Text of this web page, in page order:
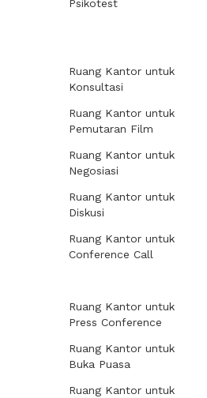
Psikotest
Ruang Kantor untuk
Konsultasi
Ruang Kantor untuk
Pemutaran Film
Ruang Kantor untuk
Negosiasi
Ruang Kantor untuk
Diskusi
Ruang Kantor untuk
Conference Call
Ruang Kantor untuk
Press Conference
Ruang Kantor untuk
Buka Puasa
Ruang Kantor untuk